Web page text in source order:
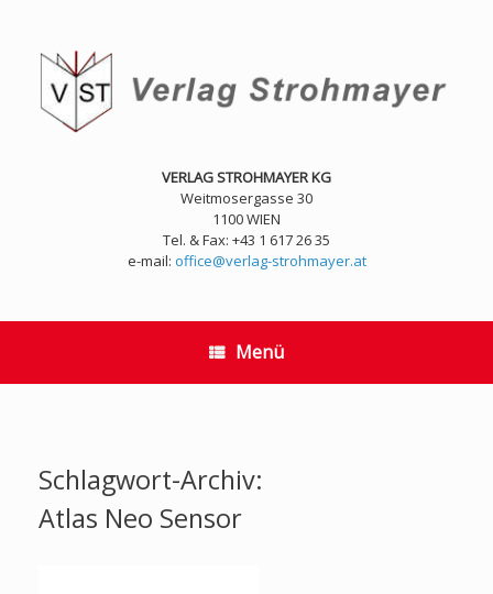
springen
VERLAG STROHMAYER KG
Weitmosergasse 30
1100 WIEN
Tel. & Fax: +43 1 617 26 35
e-mail: office@verlag-strohmayer.at
Menü
Schlagwort-Archiv:
Atlas Neo Sensor